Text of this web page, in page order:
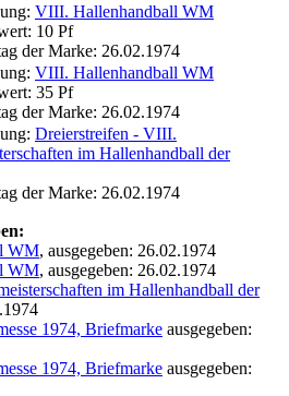
VIII. Hallenhandball WM
10 Pf
der Marke: 26.02.1974
VIII. Hallenhandball WM
35 Pf
der Marke: 26.02.1974
Dreierstreifen - VIII.
im Hallenhandball der
der Marke: 26.02.1974
WM, ausgegeben: 26.02.1974
WM, ausgegeben: 26.02.1974
im Hallenhandball der
1974, Briefmarke ausgegeben:
1974, Briefmarke ausgegeben: